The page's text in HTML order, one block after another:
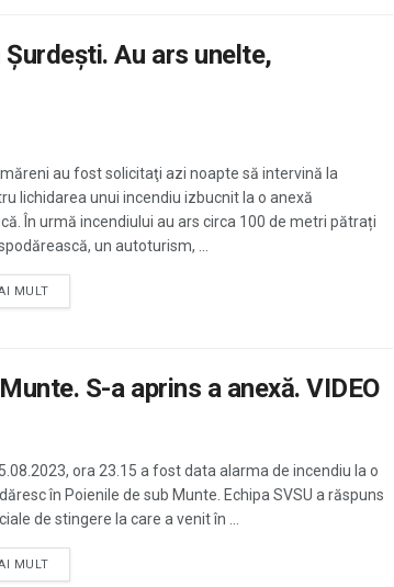
Au ars unelte,
au fost solicitaţi azi noapte să intervină la
lichidarea unui incendiu izbucnit la o anexă
În urmă incendiului au ars circa 100 de metri pătrați
un autoturism, ...
MULT
S-a aprins a anexă. VIDEO
ora 23.15 a fost data alarma de incendiu la o
în Poienile de sub Munte. Echipa SVSU a răspuns
de stingere la care a venit în ...
MULT